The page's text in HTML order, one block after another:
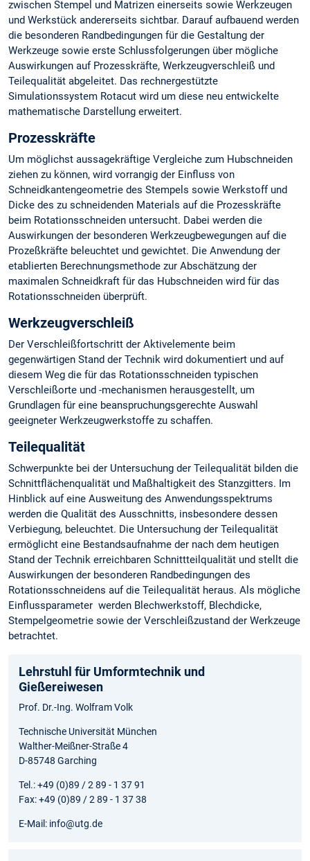
zwischen Stempel und Matrizen einerseits sowie Werkzeugen
und Werkstück andererseits sichtbar. Darauf aufbauend werden
die besonderen Randbedingungen für die Gestaltung der
Werkzeuge sowie erste Schlussfolgerungen über mögliche
Auswirkungen auf Prozesskräfte, Werkzeugverschleiß und
Teilequalität abgeleitet. Das rechnergestützte
Simulationssystem Rotacut wird um diese neu entwickelte
mathematische Darstellung erweitert.
Prozesskräfte
Um möglichst aussagekräftige Vergleiche zum Hubschneiden
ziehen zu können, wird vorrangig der Einfluss von
Schneidkantengeometrie des Stempels sowie Werkstoff und
Dicke des zu schneidenden Materials auf die Prozesskräfte
beim Rotationsschneiden untersucht. Dabei werden die
Auswirkungen der besonderen Werkzeugbewegungen auf die
Prozeßkräfte beleuchtet und gewichtet. Die Anwendung der
etablierten Berechnungsmethode zur Abschätzung der
maximalen Schneidkraft für das Hubschneiden wird für das
Rotationsschneiden überprüft.
Werkzeugverschleiß
Der Verschleißfortschritt der Aktivelemente beim
gegenwärtigen Stand der Technik wird dokumentiert und auf
diesem Weg die für das Rotationsschneiden typischen
Verschleißorte und -mechanismen herausgestellt, um
Grundlagen für eine beanspruchungsgerechte Auswahl
geeigneter Werkzeugwerkstoffe zu schaffen.
Teilequalität
Schwerpunkte bei der Untersuchung der Teilequalität bilden die
Schnittflächenqualität und Maßhaltigkeit des Stanzgitters. Im
Hinblick auf eine Ausweitung des Anwendungsspektrums
werden die Qualität des Ausschnitts, insbesondere dessen
Verbiegung, beleuchtet. Die Untersuchung der Teilequalität
ermöglicht eine Bestandsaufnahme der nach dem heutigen
Stand der Technik erreichbaren Schnittteilqualität und stellt die
Auswirkungen der besonderen Randbedingungen des
Rotationsschneidens auf die Teilequalität heraus. Als mögliche
Einflussparameter werden Blechwerkstoff, Blechdicke,
Stempelgeometrie sowie der Verschleißzustand der Werkzeuge
betrachtet.
Lehrstuhl für Umformtechnik und
Gießereiwesen
Prof. Dr.-Ing. Wolfram Volk
Technische Universität München
Walther-Meißner-Straße 4
D-85748 Garching
Tel.: +49 (0)89 / 2 89 - 1 37 91
Fax: +49 (0)89 / 2 89 - 1 37 38
E-Mail: info@utg.de